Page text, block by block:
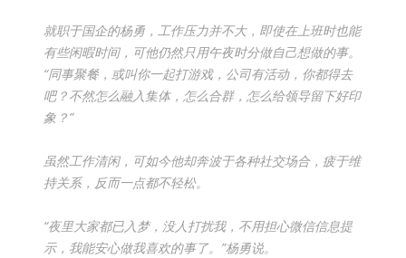
就职于国企的杨勇，工作压力并不大，即使在上班时也能
有些闲暇时间，可他仍然只用午夜时分做自己想做的事。
“同事聚餐，或叫你一起打游戏，公司有活动，你都得去
吧？不然怎么融入集体，怎么合群，怎么给领导留下好印
象？”
虽然工作清闲，可如今他却奔波于各种社交场合，疲于维
持关系，反而一点都不轻松。
“夜里大家都已入梦，没人打扰我，不用担心微信信息提
示，我能安心做我喜欢的事了。”杨勇说。